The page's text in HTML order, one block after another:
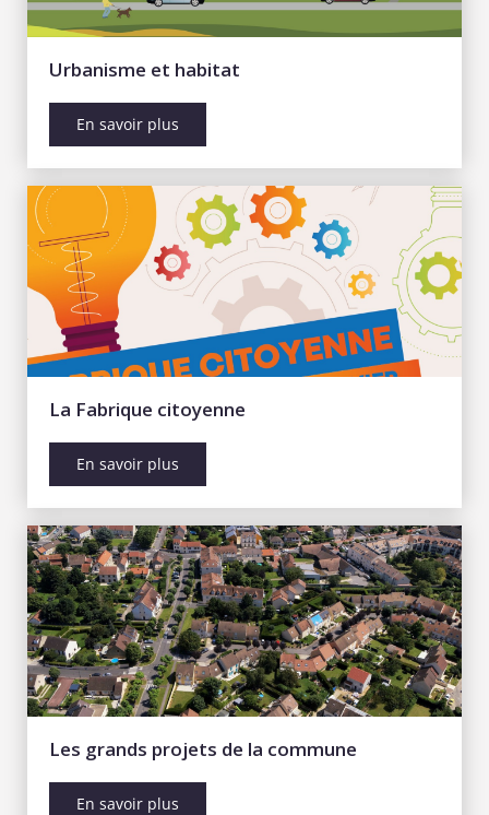
Urbanisme et habitat
En savoir plus
La Fabrique citoyenne
En savoir plus
Les grands projets de la commune
En savoir plus